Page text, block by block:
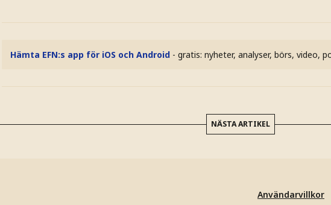
Hämta EFN:s app för iOS och Android - gratis: nyheter, analyser, börs, video,
NÄSTA ARTIKEL
Användarvillkor